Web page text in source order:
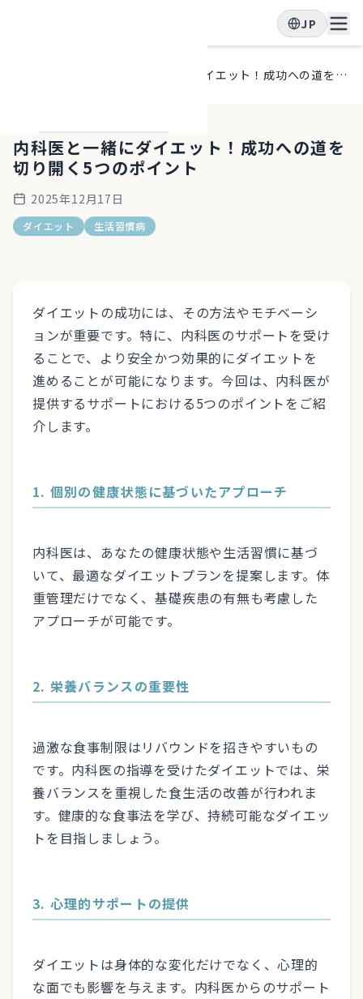
JP
内科医と一緒にダイエット！成功への道を切り開く5つのポイント
内科医と一緒にダイエット！成功への道を
切り開く5つのポイント
2025年12月17日
ダイエット 生活習慣病
ダイエットの成功には、その方法やモチベーシ
ョンが重要です。特に、内科医のサポートを受け
ることで、より安全かつ効果的にダイエットを
進めることが可能になります。今回は、内科医が
提供するサポートにおける5つのポイントをご紹
介します。
1. 個別の健康状態に基づいたアプローチ
内科医は、あなたの健康状態や生活習慣に基づ
いて、最適なダイエットプランを提案します。体
重管理だけでなく、基礎疾患の有無も考慮した
アプローチが可能です。
2. 栄養バランスの重要性
過激な食事制限はリバウンドを招きやすいもの
です。内科医の指導を受けたダイエットでは、栄
養バランスを重視した食生活の改善が行われま
す。健康的な食事法を学び、持続可能なダイエッ
トを目指しましょう。
3. 心理的サポートの提供
ダイエットは身体的な変化だけでなく、心理的
な面でも影響を与えます。内科医からのサポート